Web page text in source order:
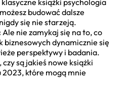
książki psychologia
budować dalsze
się nie starzeją.
Ale nie zamykaj się na to, co
biznesowych dynamicznie się
perspektywy i badania.
są jakieś nowe książki
2023, które mogą mnie